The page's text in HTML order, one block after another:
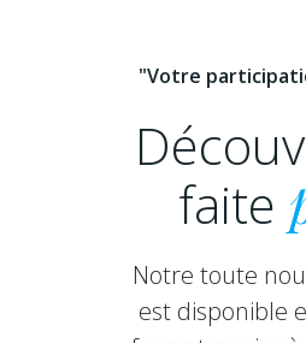
"Votre
faite
Notre toute
est disponible